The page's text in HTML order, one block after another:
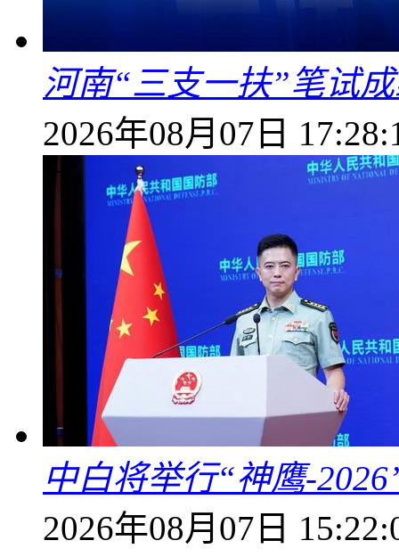
河南“三支一扶”笔试
2026年08月07日
中白将举行“神鹰-
2026年08月07日